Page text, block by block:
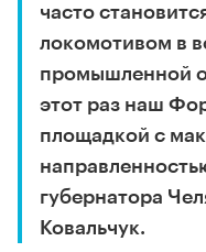
часто
локомотивом в
промышленной
этот раз наш
площадкой с
губернатора
Ковальчук.